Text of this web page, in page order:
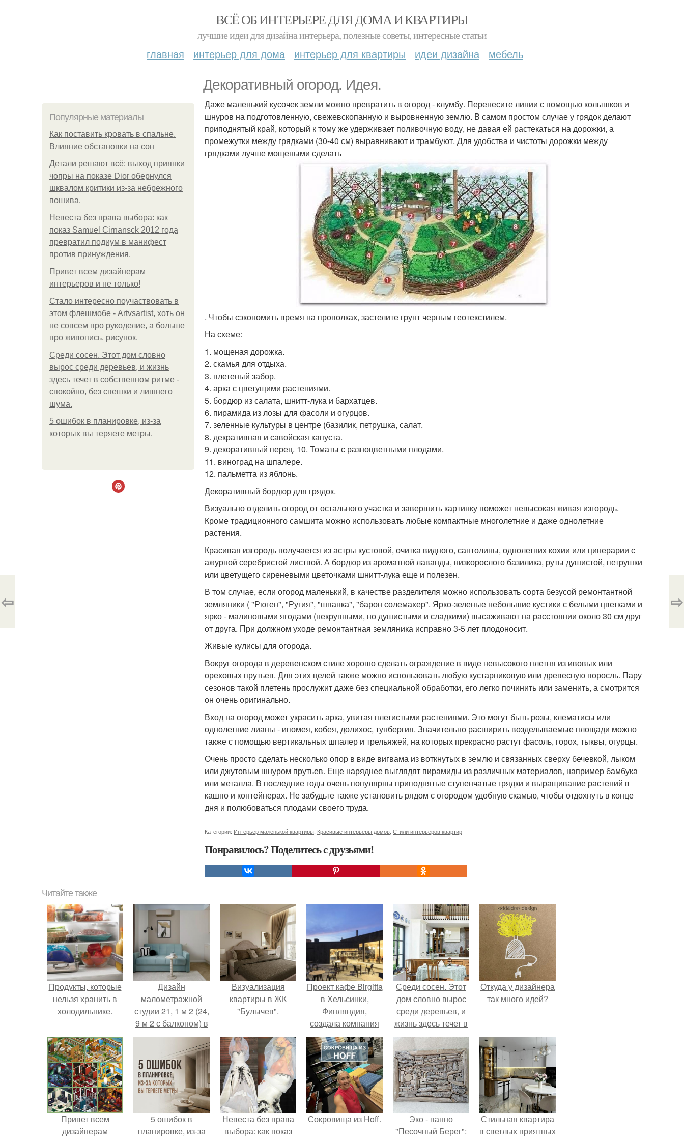
ВСЁ ОБ ИНТЕРЬЕРЕ ДЛЯ ДОМА И КВАРТИРЫ
лучшие идеи для дизайна интерьера, полезные советы, интересные статьи
главная интерьер для дома интерьер для квартиры идеи дизайна мебель
Декоративный огород. Идея.
Популярные материалы
Как поставить кровать в спальне.
Влияние обстановки на сон
Детали решают всё: выход приянки
чопры на показе Dior обернулся
шквалом критики из-за небрежного
пошива.
Невеста без права выбора: как
показ Samuel Cirnansck 2012 года
превратил подиум в манифест
против принуждения.
Привет всем дизайнерам
интерьеров и не только!
Стало интересно поучаствовать в
этом флешмобе - Artvsartist, хоть он
не совсем про рукоделие, а больше
про живопись, рисунок.
Среди сосен. Этот дом словно
вырос среди деревьев, и жизнь
здесь течет в собственном ритме -
спокойно, без спешки и лишнего
шума.
5 ошибок в планировке, из-за
которых вы теряете метры.
Даже маленький кусочек земли можно превратить в огород - клумбу. Перенесите линии с помощью колышков и
шнуров на подготовленную, свежевскопанную и выровненную землю. В самом простом случае у грядок делают
приподнятый край, который к тому же удерживает поливочную воду, не давая ей растекаться на дорожки, а
промежутки между грядками (30-40 см) выравнивают и трамбуют. Для удобства и чистоты дорожки между
грядками лучше мощеными сделать
. Чтобы сэкономить время на прополках, застелите грунт черным геотекстилем.
На схеме:
1. мощеная дорожка.
2. скамья для отдыха.
3. плетеный забор.
4. арка с цветущими растениями.
5. бордюр из салата, шнитт-лука и бархатцев.
6. пирамида из лозы для фасоли и огурцов.
7. зеленные культуры в центре (базилик, петрушка, салат.
8. декративная и савойская капуста.
9. декоративный перец. 10. Томаты с разноцветными плодами.
11. виноград на шпалере.
12. пальметта из яблонь.
Декоративный бордюр для грядок.
Визуально отделить огород от остального участка и завершить картинку поможет невысокая живая изгородь.
Кроме традиционного самшита можно использовать любые компактные многолетние и даже однолетние
растения.
Красивая изгородь получается из астры кустовой, очитка видного, сантолины, однолетних кохии или цинерарии с
ажурной серебристой листвой. А бордюр из ароматной лаванды, низкорослого базилика, руты душистой, петрушки
или цветущего сиреневыми цветочками шнитт-лука еще и полезен.
В том случае, если огород маленький, в качестве разделителя можно использовать сорта безусой ремонтантной
земляники ( "Рюген", "Ругия", "шпанка", "барон солемахер". Ярко-зеленые небольшие кустики с белыми цветками и
ярко - малиновыми ягодами (некрупными, но душистыми и сладкими) высаживают на расстоянии около 30 см друг
от друга. При должном уходе ремонтантная земляника исправно 3-5 лет плодоносит.
Живые кулисы для огорода.
Вокруг огорода в деревенском стиле хорошо сделать ограждение в виде невысокого плетня из ивовых или
ореховых прутьев. Для этих целей также можно использовать любую кустарниковую или древесную поросль. Пару
сезонов такой плетень прослужит даже без специальной обработки, его легко починить или заменить, а смотрится
он очень оригинально.
Вход на огород может украсить арка, увитая плетистыми растениями. Это могут быть розы, клематисы или
однолетние лианы - ипомея, кобея, долихос, тунбергия. Значительно расширить возделываемые площади можно
также с помощью вертикальных шпалер и трельяжей, на которых прекрасно растут фасоль, горох, тыквы, огурцы.
Очень просто сделать несколько опор в виде вигвама из воткнутых в землю и связанных сверху бечевкой, лыком
или джутовым шнуром прутьев. Еще наряднее выглядят пирамиды из различных материалов, например бамбука
или металла. В последние годы очень популярны приподнятые ступенчатые грядки и выращивание растений в
кашпо и контейнерах. Не забудьте также установить рядом с огородом удобную скамью, чтобы отдохнуть в конце
дня и полюбоваться плодами своего труда.
Категории: Интерьер маленькой квартиры Красивые интерьеры домов Стили интерьеров квартир
Понравилось? Поделитесь с друзьями!
⇦ ⇨
Читайте также
Продукты, которые
нельзя хранить в
холодильнике.
Дизайн
малометражной
студии 21, 1 м 2 (24,
9 м 2 с балконом) в
Краснодаре.
Визуализация
квартиры в ЖК
"Булычев".
Проект кафе Birgitta
в Хельсинки,
Финляндия,
создала компания
Talli Architecture and
Design.
Среди сосен. Этот
дом словно вырос
среди деревьев, и
жизнь здесь течет в
собственном ритме
- спокойно, без
спешки и лишнего
шума.
Откуда у дизайнера
так много идей?
Привет всем
дизайнерам
5 ошибок в
планировке, из-за
Невеста без права
выбора: как показ
Сокровища из Hoff.
Эко - панно
"Песочный Берег":
Стильная квартира
в светлых приятных